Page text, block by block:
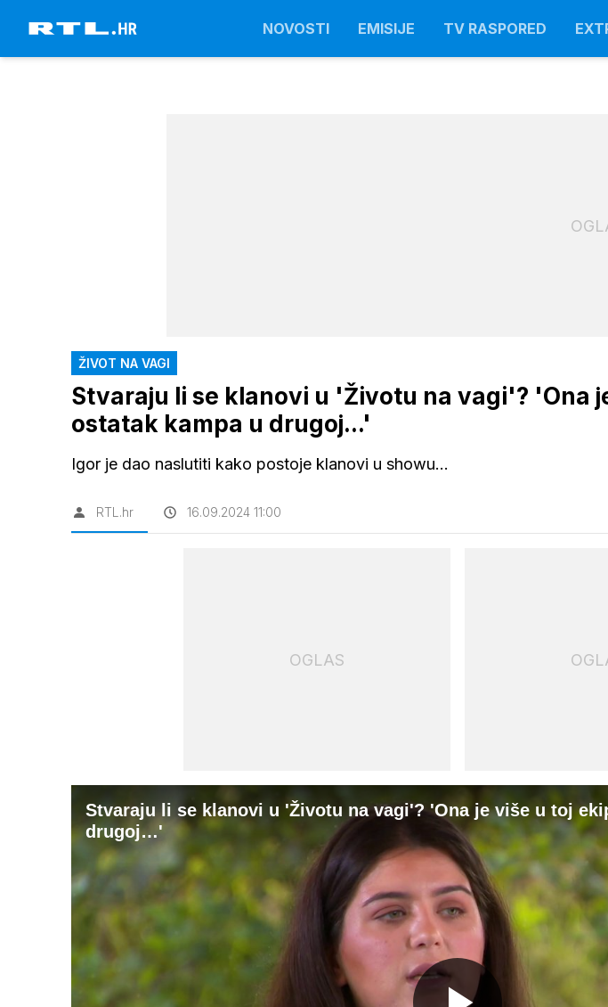
NOVOSTI EMISIJE TV RASPORED
ŽIVOT NA VAGI
Stvaraju li se klanovi u 'Životu na vagi'? 'Ona
ostatak kampa u drugoj...'
Igor je dao naslutiti kako postoje klanovi u showu...
RTL.hr 16.09.2024 11:00
OGLAS
Stvaraju li se klanovi u 'Životu na vagi'? 'Ona je više u toj
drugoj…'